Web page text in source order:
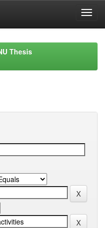
Thesis